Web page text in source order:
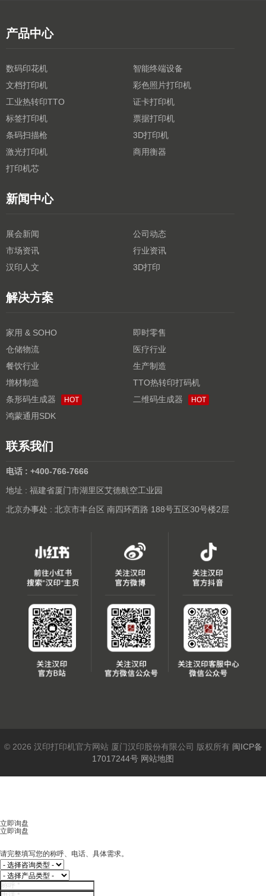
产品中心
数码印花机
智能终端设备
文档打印机
彩色照片打印机
工业热转印TTO
证卡打印机
标签打印机
票据打印机
条码扫描枪
3D打印机
激光打印机
商用衡器
打印机芯
新闻中心
展会新闻
公司动态
市场资讯
行业资讯
汉印人文
3D打印
解决方案
家用 & SOHO
即时零售
仓储物流
医疗行业
餐饮行业
生产制造
增材制造
TTO热转印打码机
条形码生成器
HOT 二维码生成器 HOT
鸿蒙通用SDK
联系我们
电话 : +400-766-7666
地址 : 福建省厦门市湖里区艾德航空工业园
北京办事处 : 北京市丰台区 南四环西路 188号五区30号楼2层
© 2026 汉印打印机官方网站 厦门汉印股份有限公司 版权所有 闽ICP备
17017244号 网站地图
立即询盘
立即询盘
请完整填写您的称呼、电话、具体需求。